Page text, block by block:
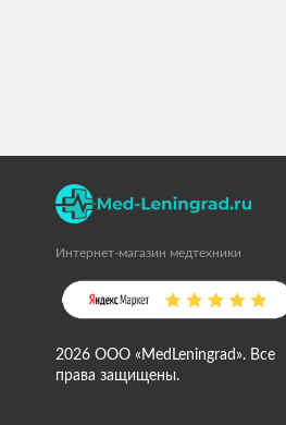
Интернет-магазин медтехники
2026 ООО «MedLeningrad». Все
права защищены.